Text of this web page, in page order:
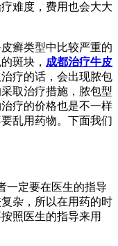
难度，费用也会大大
癣类型中比较严重的
斑块， 成都治疗牛皮
疗的话，会出现脓包
取治疗措施，脓包型
疗的价格也是不一样
乱用药物。下面我们
一定要在医生的指导
杂，所以在用药的时
照医生的指导来用